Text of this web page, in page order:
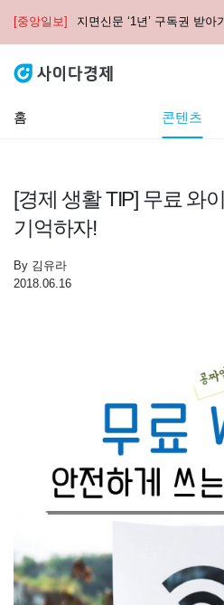
[중앙일보] 지면신문 ‘1년’ 구독권 받아
홈 콘텐츠
[경제 생활 TIP] 무료 와
기억하자!
By 김유라
2018.06.16